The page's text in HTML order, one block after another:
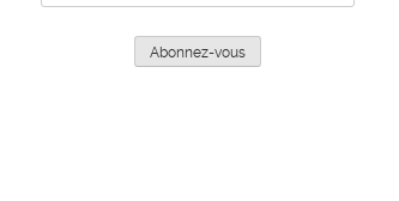
e-
Abonnez-vous